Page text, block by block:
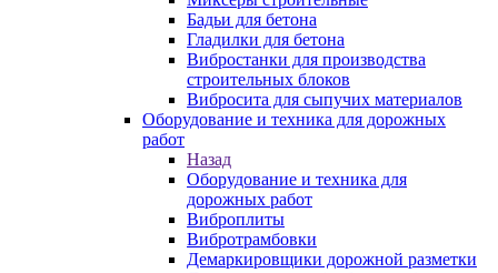
Бадьи для бетона
Гладилки для бетона
Вибростанки для производства
строительных блоков
Вибросита для сыпучих материалов
Оборудование и техника для дорожных
работ
Назад
Оборудование и техника для
дорожных работ
Виброплиты
Вибротрамбовки
Демаркировщики дорожной разметки